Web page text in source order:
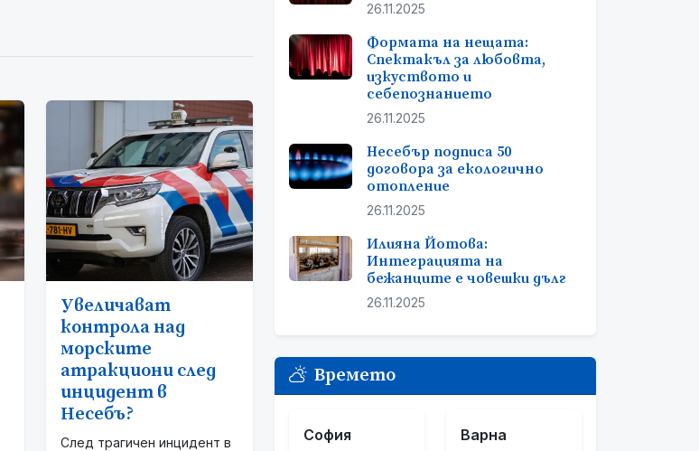
Увеличават
контрола над
морските
атракциони след
инцидент в
Несебъ?
След трагичен инцидент в
26.11.2025
Формата на нещата:
Спектакъл за любовта,
изкуството и
себепознанието
26.11.2025
Несебър подписа 50
договора за екологично
отопление
26.11.2025
Илияна Йотова:
Интеграцията на
бежанците е човешки дълг
26.11.2025
Времето
София Варна